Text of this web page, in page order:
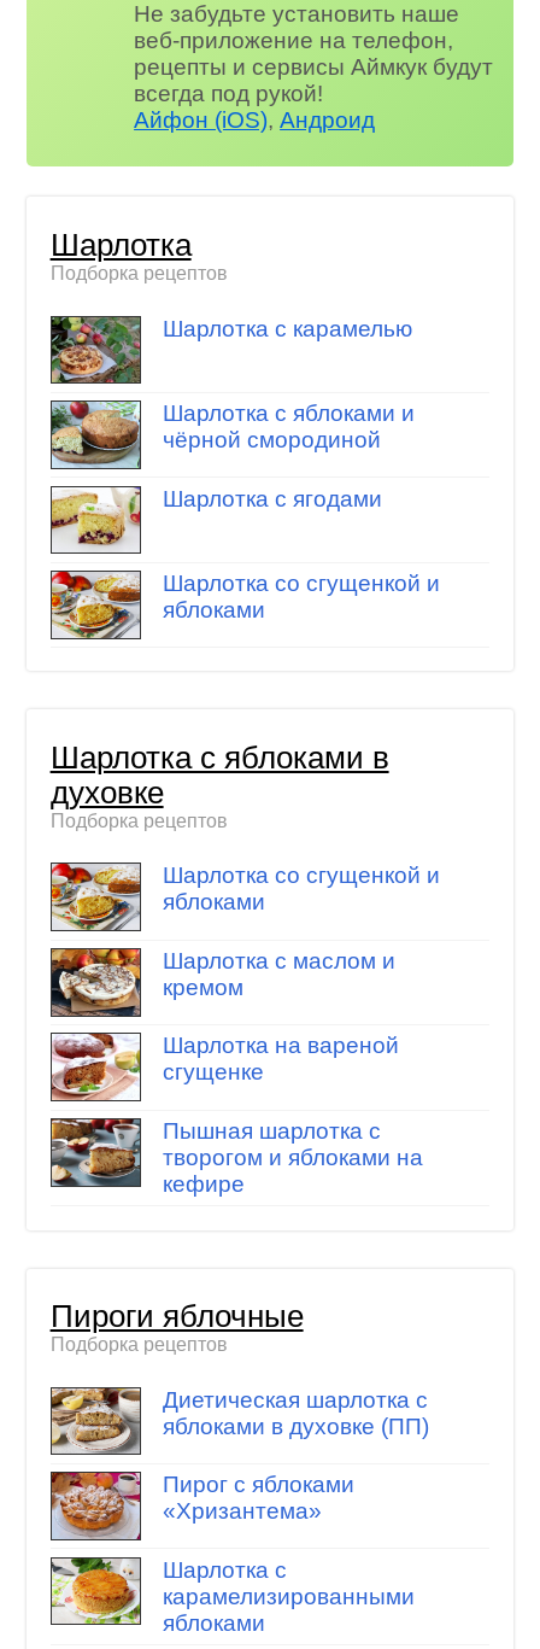
Не забудьте установить наше
веб-приложение на телефон,
рецепты и сервисы Аймкук будут
всегда под рукой!
Айфон (iOS),Андроид
Шарлотка
Подборка рецептов
Шарлотка с карамелью
Шарлотка с яблоками и
чёрной смородиной
Шарлотка с ягодами
Шарлотка со сгущенкой и
яблоками
Шарлотка с яблоками в
духовке
Подборка рецептов
Шарлотка со сгущенкой и
яблоками
Шарлотка с маслом и
кремом
Шарлотка на вареной
сгущенке
Пышная шарлотка с
творогом и яблоками на
кефире
Пироги яблочные
Подборка рецептов
Диетическая шарлотка с
яблоками в духовке (ПП)
Пирог с яблоками
«Хризантема»
Шарлотка с
карамелизированными
яблоками